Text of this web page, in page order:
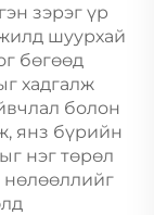
зэрэг үр
шуурхай
бөгөөд
хадгалж
болон
янз бүрийн
нэг төрөл
нөлөөллийг